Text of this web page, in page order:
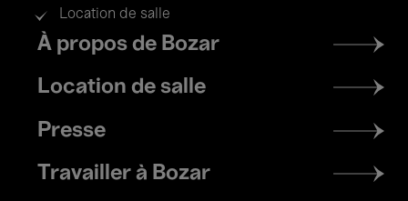
Location de salle
Footer
menu
À propos de Bozar
Location de salle
Presse
Travailler à Bozar